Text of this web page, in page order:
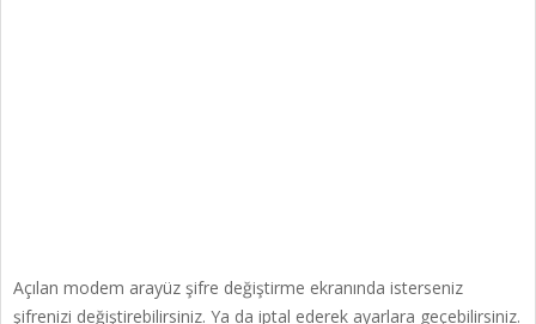
Açılan modem arayüz şifre değiştirme ekranında isterseniz
şifrenizi değiştirebilirsiniz. Ya da iptal ederek ayarlara geçebilirsiniz.